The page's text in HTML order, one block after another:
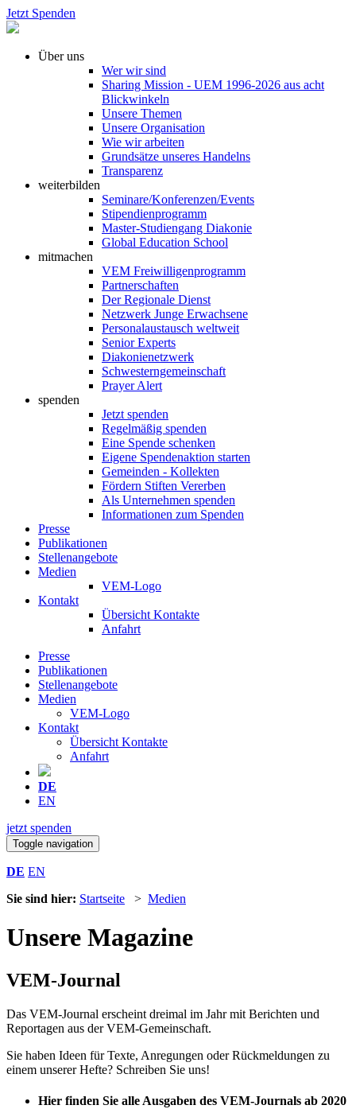
Jetzt Spenden
Über uns
Wer wir sind
Sharing Mission - UEM 1996-2026 aus acht
Blickwinkeln
Unsere Themen
Unsere Organisation
Wie wir arbeiten
Grundsätze unseres Handelns
Transparenz
weiterbilden
Seminare/Konferenzen/Events
Stipendienprogramm
Master-Studiengang Diakonie
Global Education School
mitmachen
VEM Freiwilligenprogramm
Partnerschaften
Der Regionale Dienst
Netzwerk Junge Erwachsene
Personalaustausch weltweit
Senior Experts
Diakonienetzwerk
Schwesterngemeinschaft
Prayer Alert
spenden
Jetzt spenden
Regelmäßig spenden
Eine Spende schenken
Eigene Spendenaktion starten
Gemeinden - Kollekten
Fördern Stiften Vererben
Als Unternehmen spenden
Informationen zum Spenden
Presse
Publikationen
Stellenangebote
Medien
VEM-Logo
Kontakt
Übersicht Kontakte
Anfahrt
Presse
Publikationen
Stellenangebote
Medien
VEM-Logo
Kontakt
Übersicht Kontakte
Anfahrt
DE
EN
jetzt spenden
Toggle navigation
DE EN
Sie sind hier: Startseite > Medien
Unsere Magazine
VEM-Journal
Das VEM-Journal erscheint dreimal im Jahr mit Berichten und
Reportagen aus der VEM-Gemeinschaft.
Sie haben Ideen für Texte, Anregungen oder Rückmeldungen zu
einem unserer Hefte? Schreiben Sie uns!
Hier finden Sie alle Ausgaben des VEM-Journals ab 2020